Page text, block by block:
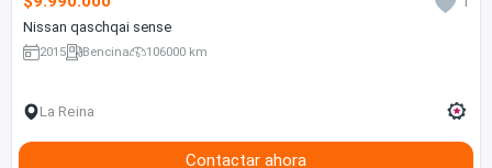
Nissan qaschqai sense
2015 Bencina 106000 km
La Reina
Contactar ahora